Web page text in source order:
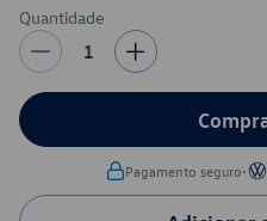
Quantidade
1
Pagamento seguro•